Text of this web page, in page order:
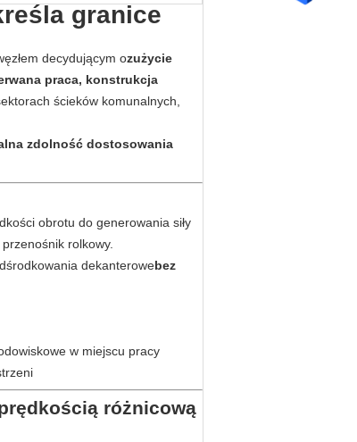
granice
decydującym ozużycie
praca, konstrukcja
ścieków komunalnych,
zdolność dostosowania
obrotu do generowania siły
rolkowy.
dekanterowebez
w miejscu pracy
różnicową